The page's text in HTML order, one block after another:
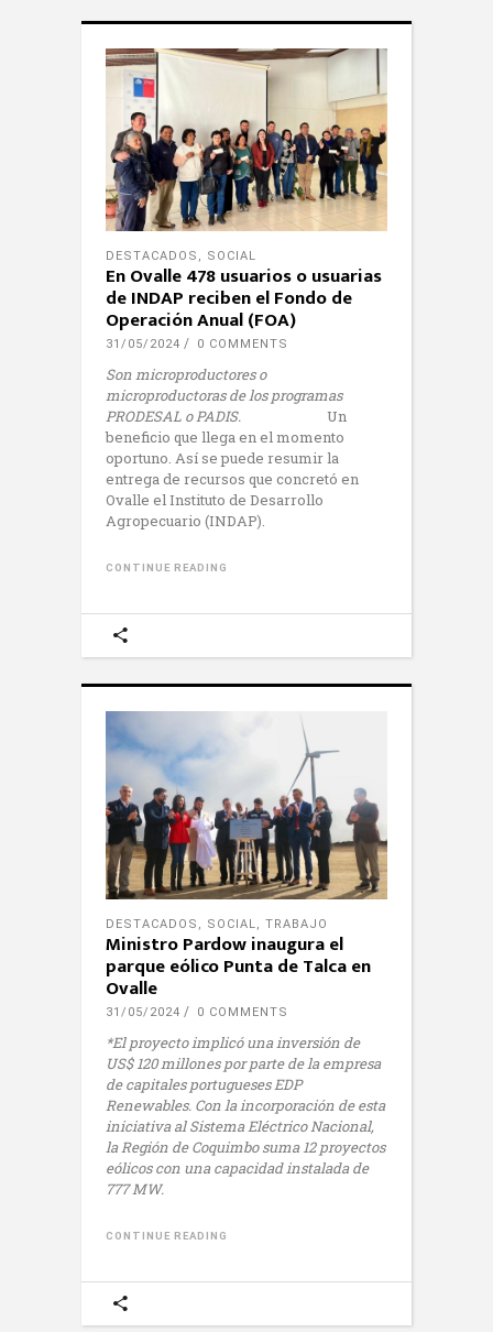
DESTACADOS , SOCIAL
En Ovalle 478 usuarios o usuarias
de INDAP reciben el Fondo de
Operación Anual (FOA)
31/05/2024 0 COMMENTS
Son microproductores o
microproductoras de los programas
PRODESAL o PADIS. Un
beneficio que llega en el momento
oportuno. Así se puede resumir la
entrega de recursos que concretó en
Ovalle el Instituto de Desarrollo
Agropecuario (INDAP).
CONTINUE READING
DESTACADOS , SOCIAL, TRABAJO
Ministro Pardow inaugura el
parque eólico Punta de Talca en
Ovalle
31/05/2024 0 COMMENTS
*El proyecto implicó una inversión de
US$ 120 millones por parte de la empresa
de capitales portugueses EDP
Renewables. Con la incorporación de esta
iniciativa al Sistema Eléctrico Nacional,
la Región de Coquimbo suma 12 proyectos
eólicos con una capacidad instalada de
777 MW.
CONTINUE READING